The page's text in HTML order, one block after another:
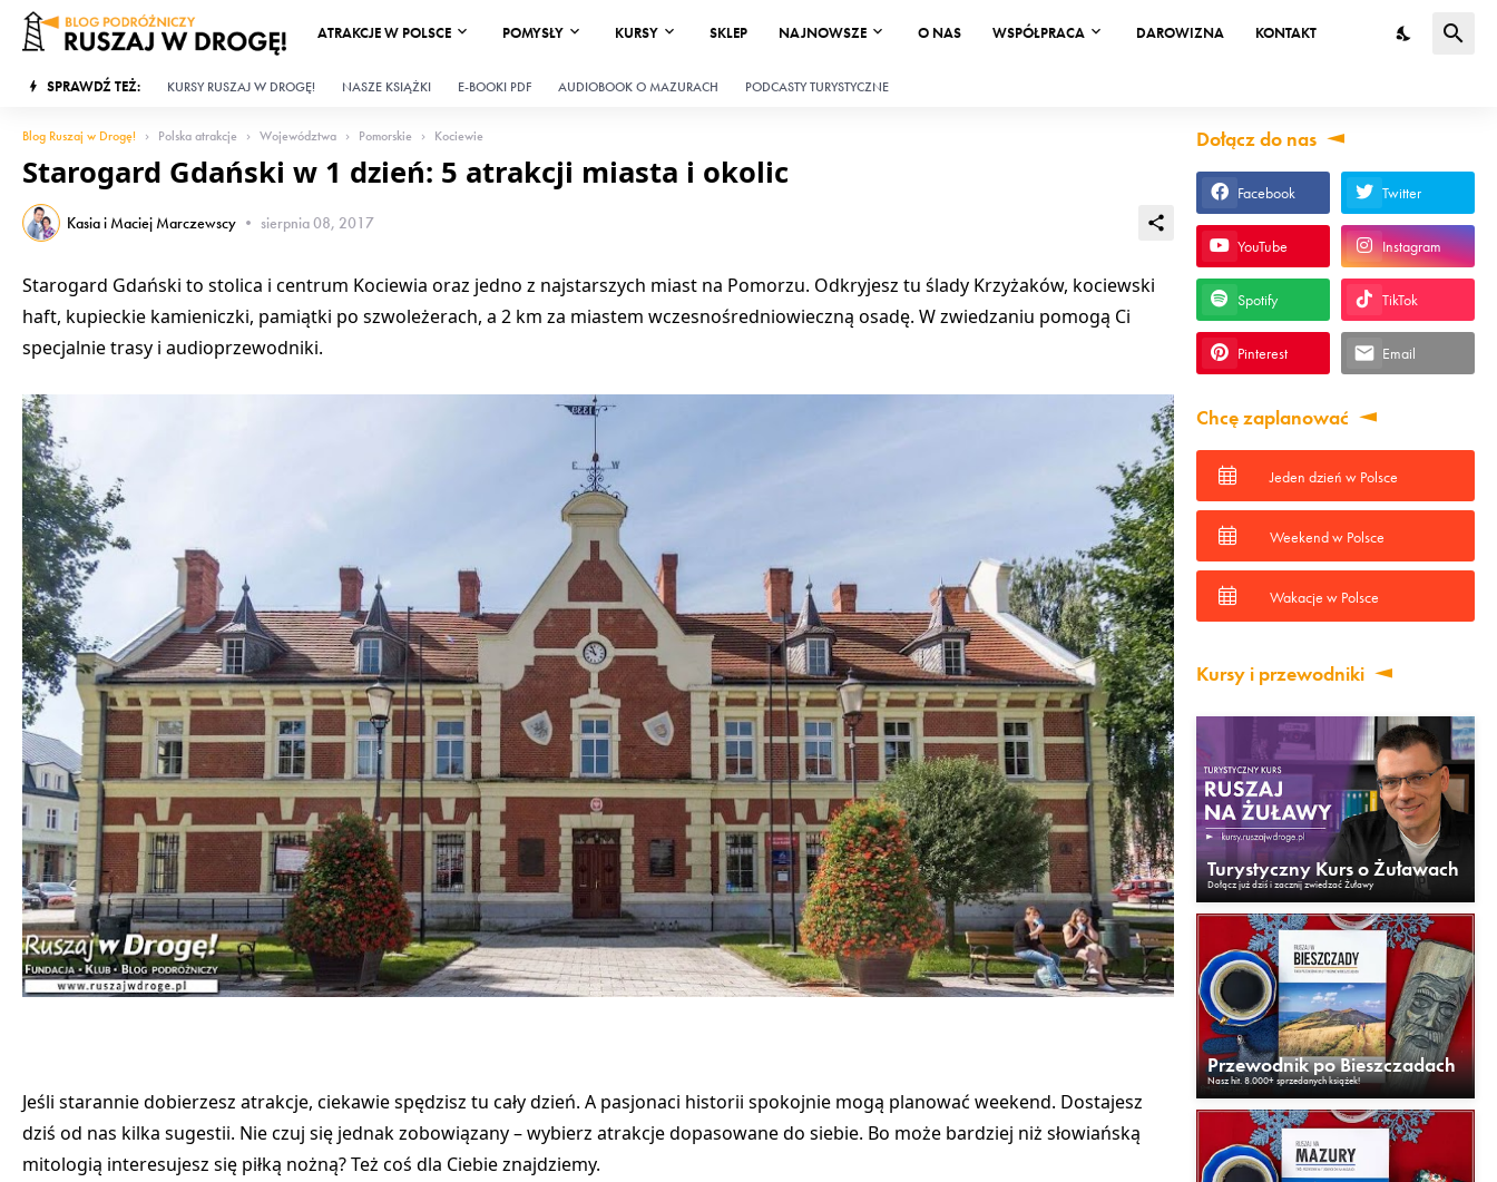
ATRAKCJE W POLSCE POMYSŁY KURSY SKLEP NAJNOWSZE O NAS WSPÓŁPRACA DAROWIZNA KONTAKT
SPRAWDŹ TEŻ: KURSY RUSZAJ W DROGĘ! NASZE KSIĄŻKI E-BOOKI PDF AUDIOBOOK O MAZURACH PODCASTY TURYSTYCZNE
Blog Ruszaj w Drogę! Polska atrakcje Województwa Pomorskie Kociewie
Starogard Gdański w 1 dzień: 5 atrakcji miasta i okolic
Kasia i Maciej Marczewscy • sierpnia 08, 2017
Starogard Gdański to stolica i centrum Kociewia oraz jedno z najstarszych miast na Pomorzu. Odkryjesz tu ślady Krzyżaków, kociewski
haft, kupieckie kamieniczki, pamiątki po szwoleżerach, a 2 km za miastem wczesnośredniowieczną osadę. W zwiedzaniu pomogą Ci
specjalnie trasy i audioprzewodniki.
Jeśli starannie dobierzesz atrakcje, ciekawie spędzisz tu cały dzień. A pasjonaci historii spokojnie mogą planować weekend. Dostajesz
dziś od nas kilka sugestii. Nie czuj się jednak zobowiązany – wybierz atrakcje dopasowane do siebie. Bo może bardziej niż słowiańską
mitologią interesujesz się piłką nożną? Też coś dla Ciebie znajdziemy.
Dołącz do nas
Facebook Twitter
YouTube Instagram
Spotify TikTok
Pinterest Email
Chcę zaplanować
Jeden dzień w Polsce
Weekend w Polsce
Wakacje w Polsce
Kursy i przewodniki
Turystyczny Kurs o Żuławach
Dołącz już dziś i zacznij zwiedzać Żuławy
Przewodnik po Bieszczadach
Nasz hit. 8.000+ sprzedanych książek!